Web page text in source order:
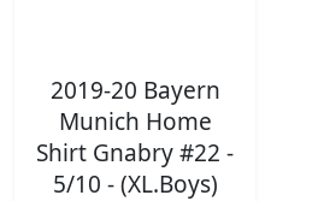
2019-20 Bayern
Munich Home
Shirt Gnabry #22 -
5/10 - (XL.Boys)